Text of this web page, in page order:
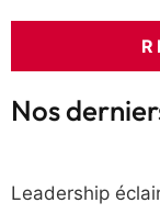
Nos
Leadership